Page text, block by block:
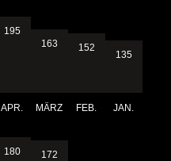
195
APR.
163
MÄRZ
152
FEB.
135
JAN.
180 172